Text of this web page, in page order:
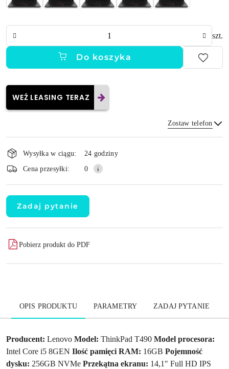
szt.
Do koszyka
WEŹ LEASING TERAZ
Zostaw telefon
Wyślij
i
dostawa
Wysyłka w ciągu:
24 godziny
Cena przesyłki:
0
Zadaj pytanie
Pobierz produkt do PDF
OPIS PRODUKTU PARAMETRY ZADAJ PYTANIE
Producent: Lenovo Model: ThinkPad T490 Model procesora:
Intel Core i5 8GEN Ilość pamięci RAM: 16GB Pojemność
dysku: 256GB NVMe Przekątna ekranu: 14,1" Full HD IPS